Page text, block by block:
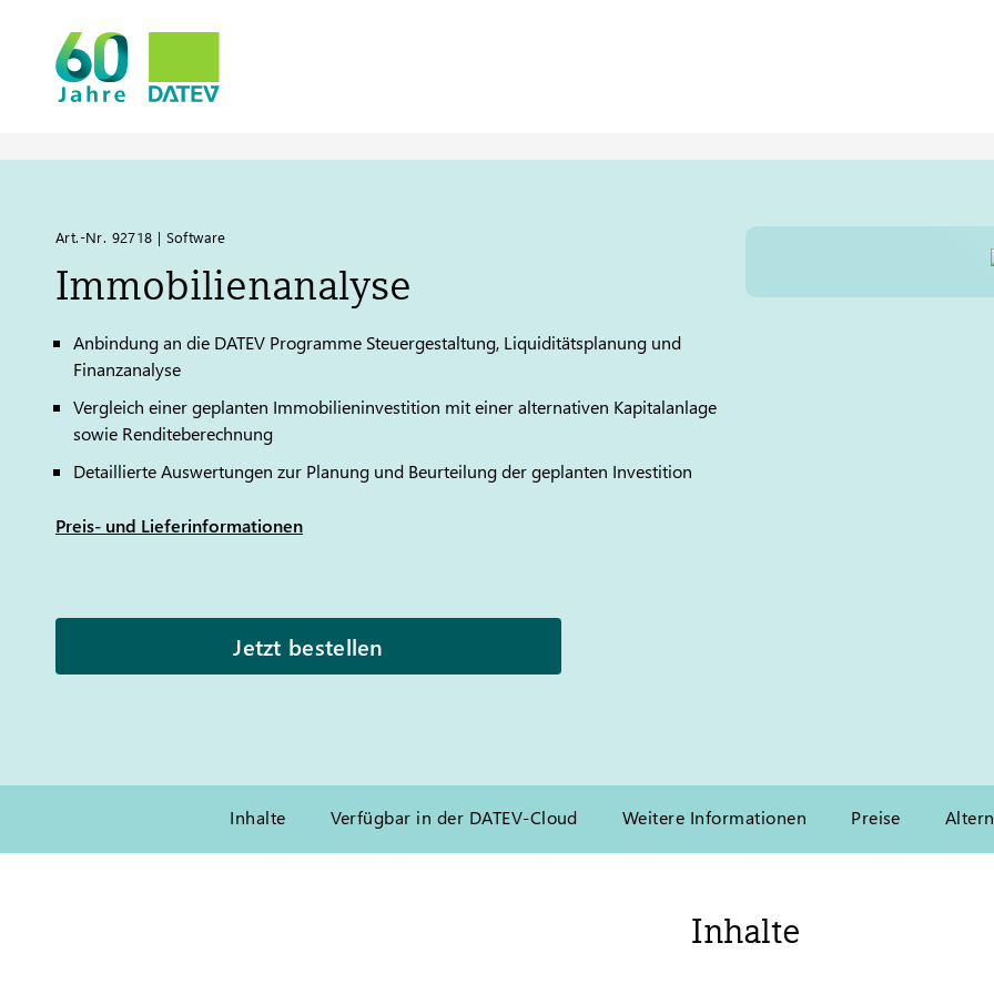
Art.-Nr. 92718 | Software
Immobilienanalyse
Anbindung an die DATEV Programme Steuergestaltung, Liquiditätsplanung und
Finanzanalyse
Vergleich einer geplanten Immobilieninvestition mit einer alternativen Kapitalanlage
sowie Renditeberechnung
Detaillierte Auswertungen zur Planung und Beurteilung der geplanten Investition
Preis- und Lieferinformationen
Jetzt bestellen
Inhalte Verfügbar in der DATEV-Cloud Weitere Informationen Preise
Inhalte